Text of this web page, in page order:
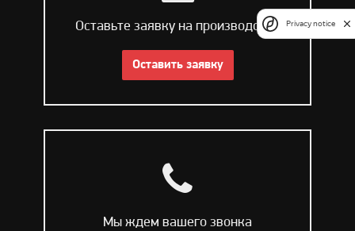
Оставьте заявку на производство
Оставить заявку
Мы ждем вашего звонка
Privacy notice